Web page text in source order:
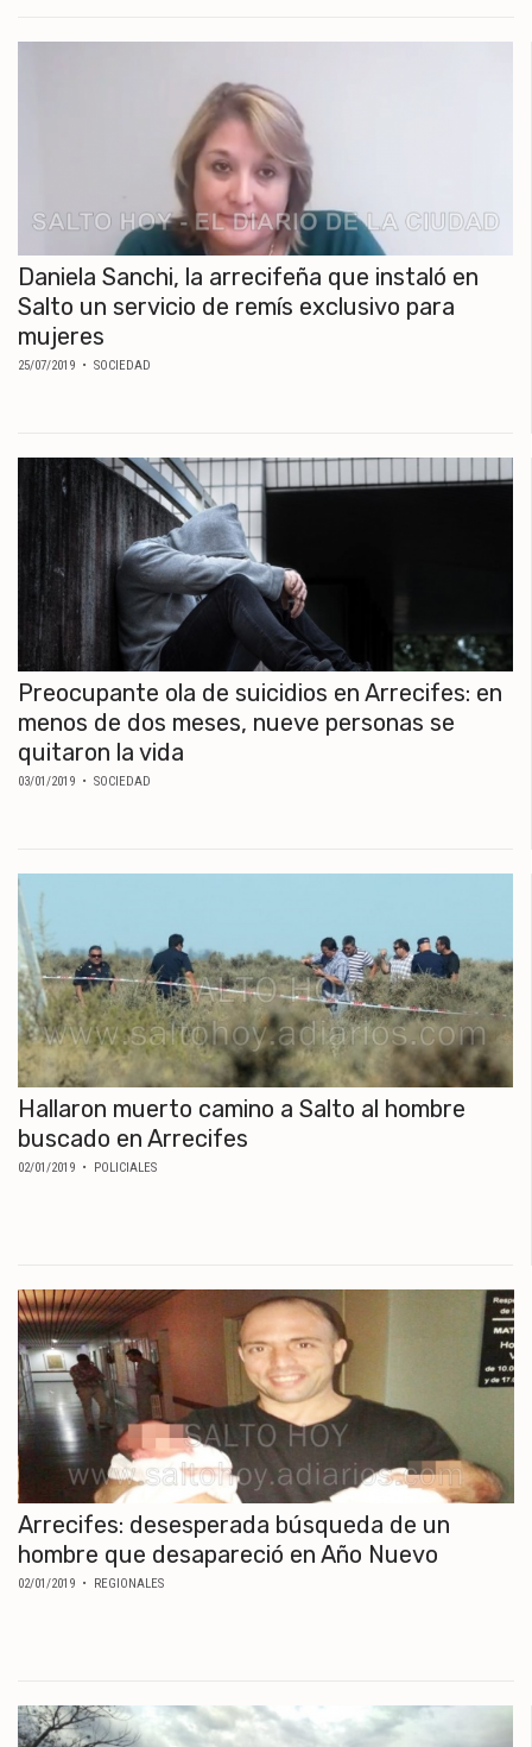
Daniela Sanchi, la arrecifeña que instaló en
Salto un servicio de remís exclusivo para
mujeres
25/07/2019 • SOCIEDAD
Preocupante ola de suicidios en Arrecifes: en
menos de dos meses, nueve personas se
quitaron la vida
03/01/2019 • SOCIEDAD
Hallaron muerto camino a Salto al hombre
buscado en Arrecifes
02/01/2019 • POLICIALES
Arrecifes: desesperada búsqueda de un
hombre que desapareció en Año Nuevo
02/01/2019 • REGIONALES